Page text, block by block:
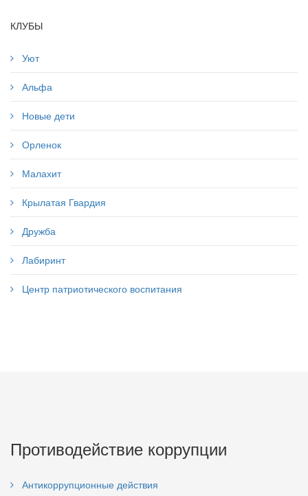
КЛУБЫ
Уют
Альфа
Новые дети
Орленок
Малахит
Крылатая Гвардия
Дружба
Лабиринт
Центр патриотического воспитания
Противодействие коррупции
Антикоррупционные действия